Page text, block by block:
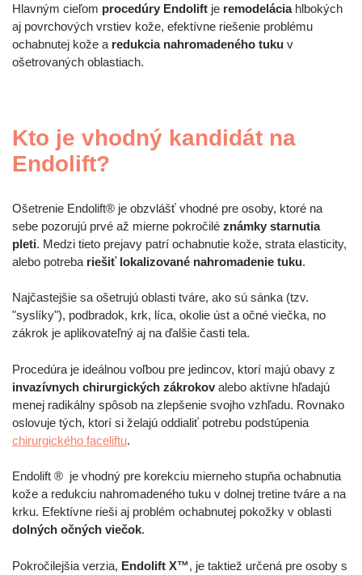
Hlavným cieľom procedúry Endolift je remodeláciahlbokých
aj povrchových vrstiev kože, efektívne riešenie problému
ochabnutej kože a redukcia nahromadeného tuku v
ošetrovaných oblastiach.
Kto je vhodný kandidát na
Endolift?
Ošetrenie Endolift® je obzvlášť vhodné pre osoby, ktoré na
sebe pozorujú prvé až mierne pokročilé známky starnutia
pleti. Medzi tieto prejavy patrí ochabnutie kože, strata elasticity,
alebo potreba riešiť lokalizované nahromadenie tuku.
Najčastejšie sa ošetrujú oblasti tváre, ako sú sánka (tzv.
"syslíky"), podbradok, krk, líca, okolie úst a očné viečka, no
zákrok je aplikovateľný aj na ďalšie časti tela.
Procedúra je ideálnou voľbou pre jedincov, ktorí majú obavy z
invazívnych chirurgických zákrokov alebo aktívne hľadajú
menej radikálny spôsob na zlepšenie svojho vzhľadu. Rovnako
oslovuje tých, ktorí si želajú oddialiť potrebu podstúpenia
chirurgického faceliftu.
Endolift ® je vhodný pre korekciu mierneho stupňa ochabnutia
kože a redukciu nahromadeného tuku v dolnej tretine tváre a na
krku. Efektívne rieši aj problém ochabnutej pokožky v oblasti
dolných očných viečok.
Pokročilejšia verzia, Endolift X™, je taktiež určená pre osoby s